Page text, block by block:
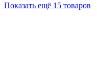
Показать ещё 15 товаров